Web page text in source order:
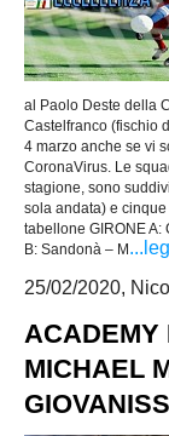
al Paolo Deste della
Castelfranco (fischio
4 marzo anche se vi
CoronaVirus. Le
stagione, sono
sola andata) e cinque
tabellone GIRONE A:
B: Sandonà – M
25/02/2020,
ACADEMY
MICHAEL